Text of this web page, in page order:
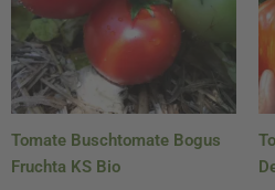
Tomate Buschtomate Bogus
Fruchta KS Bio